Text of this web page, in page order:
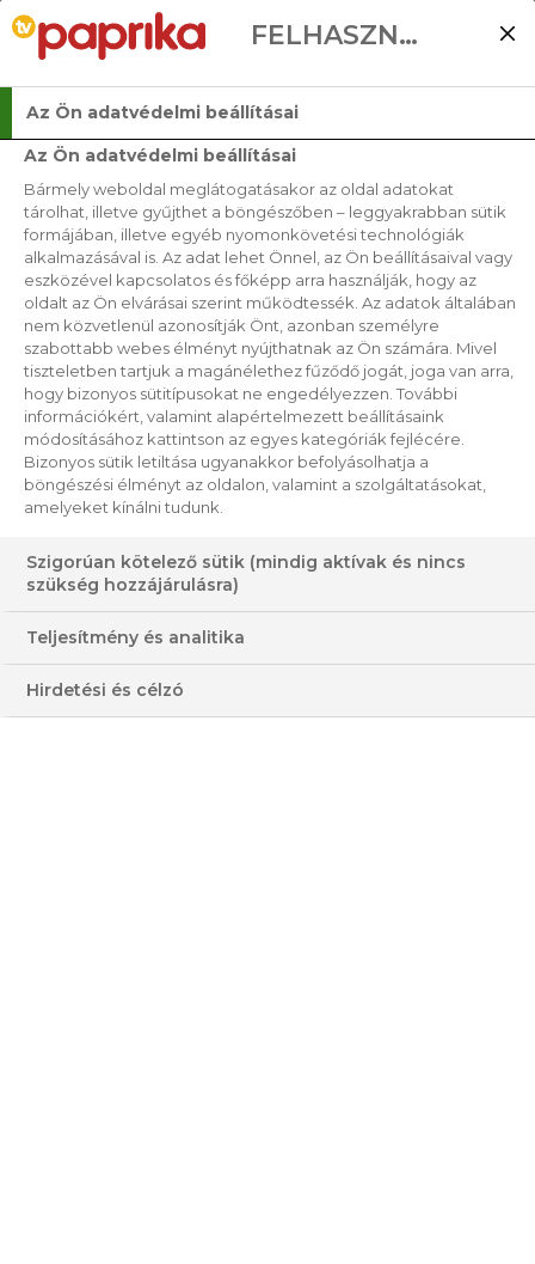
KATALÁN TORTILLA
2019. 04. 08.
FELHASZNÁLÓI BEÁLLÍTÁSOK
Az Ön adatvédelmi beállításai
Az Ön adatvédelmi beállításai
Bármely weboldal meglátogatásakor az oldal adatokat
tárolhat, illetve gyűjthet a böngészőben – leggyakrabban sütik
formájában, illetve egyéb nyomonkövetési technológiák
alkalmazásával is. Az adat lehet Önnel, az Ön beállításaival vagy
eszközével kapcsolatos és főképp arra használják, hogy az
oldalt az Ön elvárásai szerint működtessék. Az adatok általában
nem közvetlenül azonosítják Önt, azonban személyre
szabottabb webes élményt nyújthatnak az Ön számára. Mivel
tiszteletben tartjuk a magánélethez fűződő jogát, joga van arra,
hogy bizonyos sütitípusokat ne engedélyezzen. További
információkért, valamint alapértelmezett beállításaink
módosításához kattintson az egyes kategóriák fejlécére.
Bizonyos sütik letiltása ugyanakkor befolyásolhatja a
böngészési élményt az oldalon, valamint a szolgáltatásokat,
amelyeket kínálni tudunk.
Szigorúan kötelező sütik (mindig aktívak és nincs
szükség hozzájárulásra)
Teljesítmény és analitika
Hirdetési és célzó